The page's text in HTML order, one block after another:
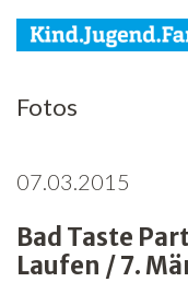
KJF
Jugend
Familie
Fotos
07.03.2015
Bad Taste
Laufen / 7.